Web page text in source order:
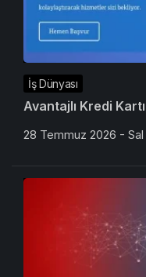
İş Dünyası
Avantajlı Kredi
28 Temmuz 2026 - Sal